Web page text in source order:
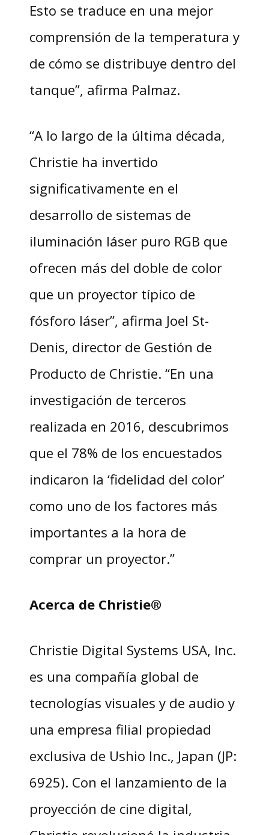
Esto se traduce en una mejor
comprensión de la temperatura y
de cómo se distribuye dentro del
tanque”, afirma Palmaz.
“A lo largo de la última década,
Christie ha invertido
significativamente en el
desarrollo de sistemas de
iluminación láser puro RGB que
ofrecen más del doble de color
que un proyector típico de
fósforo láser”, afirma Joel St-
Denis, director de Gestión de
Producto de Christie. “En una
investigación de terceros
realizada en 2016, descubrimos
que el 78% de los encuestados
indicaron la ‘fidelidad del color’
como uno de los factores más
importantes a la hora de
comprar un proyector.”
Acerca de Christie®
Christie Digital Systems USA, Inc.
es una compañía global de
tecnologías visuales y de audio y
una empresa filial propiedad
exclusiva de Ushio Inc., Japan (JP:
6925). Con el lanzamiento de la
proyección de cine digital,